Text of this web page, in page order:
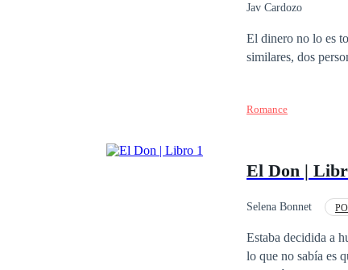
Jav Cardozo
El dinero no lo es
similares, dos
Romance
El Don |
Selena Bonnet
Estaba decidida a
lo que no sabía es que era algo imposible. Ese